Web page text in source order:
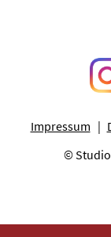
Impressum
©